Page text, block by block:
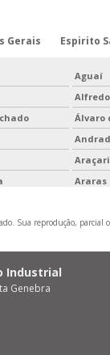
Gerais Espirito
Aguaí
Álvaro
Araras
Avaré
Sua reprodução,
Industrial
Genebra